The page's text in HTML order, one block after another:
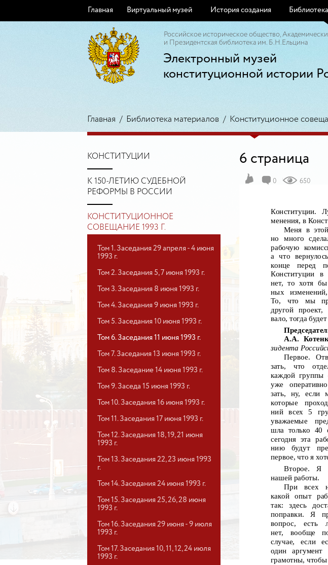
Главная Виртуальный музей История создания
Российское историческое общество,
и Президентская библиотека им. Б.Н.Ельцина
Электронный музей
конституционной истории
Главная / Библиотека материалов / Конституционное
КОНСТИТУЦИИ
К 150-ЛЕТИЮ СУДЕБНОЙ
РЕФОРМЫ В РОССИИ
КОНСТИТУЦИОННОЕ
СОВЕЩАНИЕ 1993 Г.
Том 1. Заседания 29 апреля - 4 июня
1993 г.
Том 2. Заседания 5, 7 июня 1993 г.
Том 3. Заседания 8 июня 1993 г.
Том 4. Заседания 9 июня 1993 г.
Том 5. Заседания 10 июня 1993 г.
Том 6. Заседания 11 июня 1993 г.
Том 7. Заседания 13 июня 1993 г.
Том 8. Заседание 14 июня 1993 г.
Том 9. Заседа 15 июня 1993 г.
Том 10. Заседания 16 июня 1993 г.
Том 11. Заседания 17 июня 1993 г.
Том 12. Заседания 18, 19, 21 июня
1993 г.
Том 13. Заседания 22, 23 июня 1993
г.
Том 14. Заседания 24 июня 1993 г.
Том 15. Заседания 25, 26, 28 июня
1993 г.
Том 16. Заседания 29 июня - 9 июля
1993 г.
Том 17. Заседания 10, 11, 12, 24 июля
1993 г.
6 страница
0 650
Конституции.
менения, в
Меня в
но много
рабочую
а что
конце
перед
Конституции в
нет, то хотя
ных
изменений,
То,
что мы
другой
вало, тогда
А.А.
зидента
Первое.
зать,
что
каждой группы
уже
оперативно
зать, ну, если
которые
ний всех 5
уважаемые
шла только 40
сегодня эта
нию
будут
первое, что я
Второе.
Я
нашей работы.
При
всех
какой опыт
так:
здесь
поправки.
Я
вопрос,
есть
нет,
вообще
случае,
если
один
грамотны, чтобы